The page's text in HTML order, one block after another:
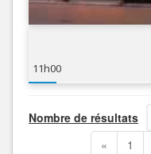
11h00
Nombre de résultats
« 1